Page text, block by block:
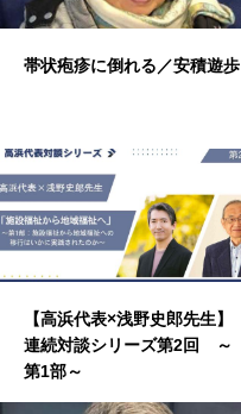
帯状疱疹に倒れる／安積遊歩
【高浜代表×浅野史郎先生】
連続対談シリーズ第2回 ～
第1部～